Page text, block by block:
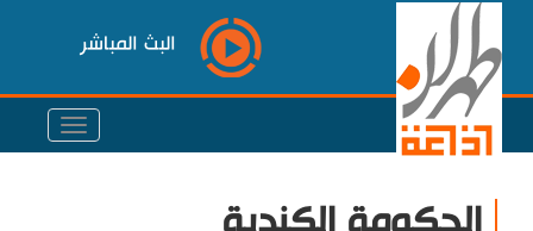
البث المباشر
الحكومة الكندية